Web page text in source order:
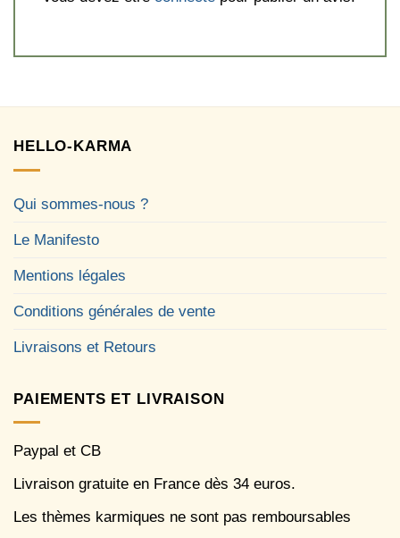
HELLO-KARMA
Qui sommes-nous ?
Le Manifesto
Mentions légales
Conditions générales de vente
Livraisons et Retours
PAIEMENTS ET LIVRAISON
Paypal et CB
Livraison gratuite en France dès 34 euros.
Les thèmes karmiques ne sont pas remboursables